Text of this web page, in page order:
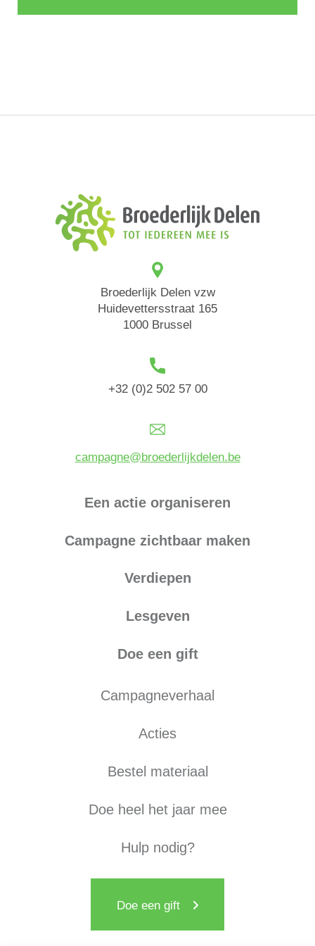
Broederlijk Delen vzw
Huidevettersstraat 165
1000 Brussel
+32 (0)2 502 57 00
campagne@broederlijkdelen.be
Een actie organiseren
Campagne zichtbaar maken
Verdiepen
Lesgeven
Doe een gift
Campagneverhaal
Acties
Bestel materiaal
Doe heel het jaar mee
Hulp nodig?
Doe een gift